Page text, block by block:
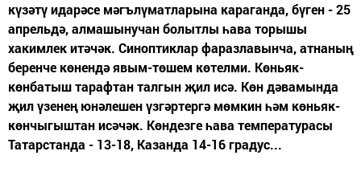
күзәтү идарәсе мәгълүматларына караганда, бүген - 25
апрельдә, алмашынучан болытлы һава торышы
хакимлек итәчәк. Синоптиклар фаразлавынча, атнаның
беренче көнендә явым-төшем көтелми. Көньяк-
көнбатыш тарафтан талгын җил исә. Көн дәвамында
җил үзенең юнәлешен үзгәртергә мөмкин һәм көньяк-
көнчыгыштан исәчәк. Көндезге һава температурасы
Татарстанда - 13-18, Казанда 14-16 градус...